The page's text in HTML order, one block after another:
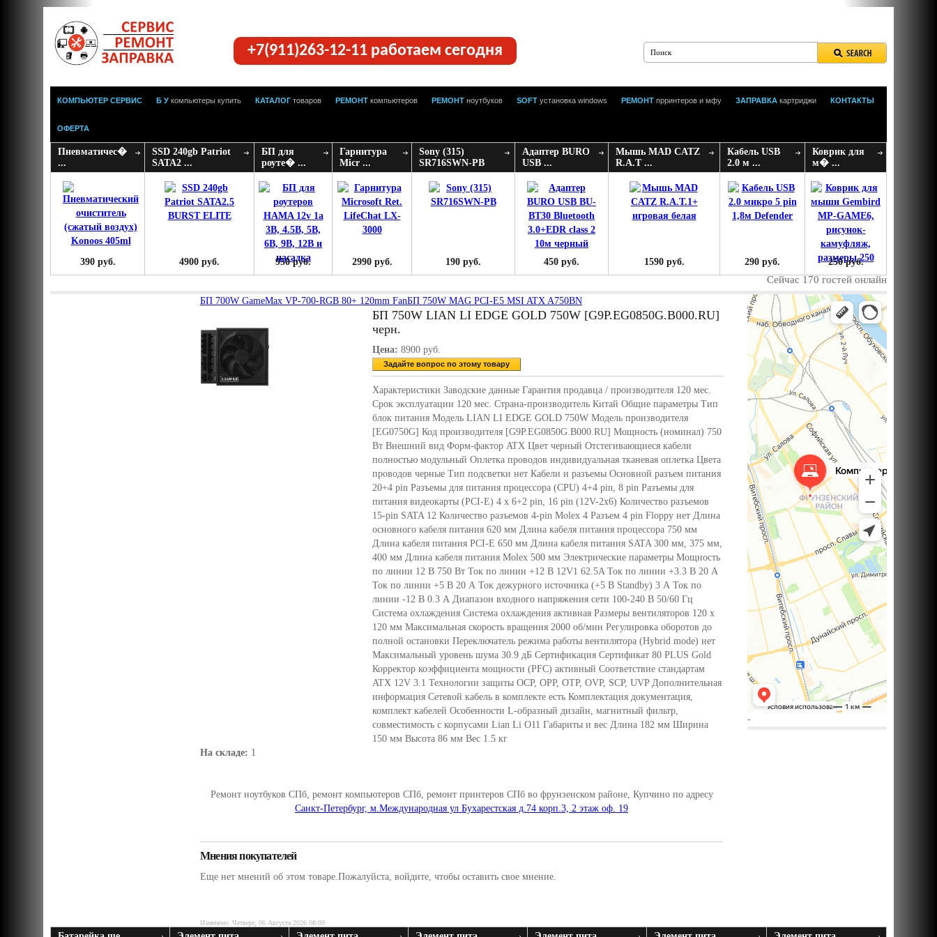
+7(911)263-12-11 работаем сегодня
КОМПЬЮТЕР СЕРВИС Б У компьютеры купить КАТАЛОГ товаров РЕМОНТ компьютеров РЕМОНТ ноутбуков SOFT установка windows РЕМОНТ прринтеров и мфу ЗАПРАВКА картриджи КОНТАКТЫ
ОФЕРТА
Пневматичес�
...
390 руб.
SSD 240gb Patriot
SATA2 ...
4900 руб.
БП для
роуте� ...
950 руб.
Гарнитура
Micr ...
2990 руб.
Sony (315)
SR716SWN-PB
190 руб.
Адаптер BURO
USB ...
450 руб.
Мышь MAD CATZ
R.A.T ...
1590 руб.
Кабель USB
2.0 м ...
290 руб.
Коврик для
м� ...
250 руб.
Сейчас 170 гостей онлайн
БП 700W GameMax VP-700-RGB 80+ 120mm FanБП 750W MAG PCI-E5 MSI ATX A750BN
БП 750W LIAN LI EDGE GOLD 750W [G9P.EG0850G.B000.RU]
черн.
Цена: 8900 руб.
Задайте вопрос по этому товару
Характеристики Заводские данные Гарантия продавца / производителя 120 мес.
Срок эксплуатации 120 мес. Страна-производитель Китай Общие параметры Тип
блок питания Модель LIAN LI EDGE GOLD 750W Модель производителя
[EG0750G] Код производителя [G9P.EG0850G.B000.RU] Мощность (номинал) 750
Вт Внешний вид Форм-фактор ATX Цвет черный Отстегивающиеся кабели
полностью модульный Оплетка проводов индивидуальная тканевая оплетка Цвета
проводов черные Тип подсветки нет Кабели и разъемы Основной разъем питания
20+4 pin Разъемы для питания процессора (CPU) 4+4 pin, 8 pin Разъемы для
питания видеокарты (PCI-E) 4 x 6+2 pin, 16 pin (12V-2x6) Количество разъемов
15-pin SATA 12 Количество разъемов 4-pin Molex 4 Разъем 4 pin Floppy нет Длина
основного кабеля питания 620 мм Длина кабеля питания процессора 750 мм
Длина кабеля питания PCI-E 650 мм Длина кабеля питания SATA 300 мм, 375 мм,
400 мм Длина кабеля питания Molex 500 мм Электрические параметры Мощность
по линии 12 В 750 Вт Ток по линии +12 В 12V1 62.5A Ток по линии +3.3 В 20 А
Ток по линии +5 В 20 А Ток дежурного источника (+5 В Standby) 3 А Ток по
линии -12 В 0.3 А Диапазон входного напряжения сети 100-240 В 50/60 Гц
Система охлаждения Система охлаждения активная Размеры вентиляторов 120 x
120 мм Максимальная скорость вращения 2000 об/мин Регулировка оборотов до
полной остановки Переключатель режима работы вентилятора (Hybrid mode) нет
Максимальный уровень шума 30.9 дБ Сертификация Сертификат 80 PLUS Gold
Корректор коэффициента мощности (PFC) активный Соответствие стандартам
ATX 12V 3.1 Технологии защиты OCP, OPP, OTP, OVP, SCP, UVP Дополнительная
информация Сетевой кабель в комплекте есть Комплектация документация,
комплект кабелей Особенности L-образный дизайн, магнитный фильтр,
совместимость с корпусами Lian Li O11 Габариты и вес Длина 182 мм Ширина
150 мм Высота 86 мм Вес 1.5 кг
На складе: 1
Ремонт ноутбуков СПб, ремонт компьютеров СПб, ремонт принтеров СПб во фрунзенском районе, Купчино по адресу
Санкт-Петербург, м.Международная ул Бухарестская д.74 корп.3, 2 этаж оф. 19
Мнения покупателей
Еще нет мнений об этом товаре.Пожалуйста, войдите, чтобы оставить свое мнение.
Изменено: Четверг, 06 Августа 2026 08:09
-